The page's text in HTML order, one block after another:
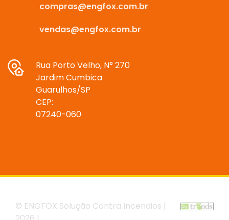
compras@engfox.com.br
vendas@engfox.com.br
Rua Porto Velho, N° 270
Jardim Cumbica
Guarulhos/SP
CEP:
07240-060
© ENGFOX Solução Contra Incendios |